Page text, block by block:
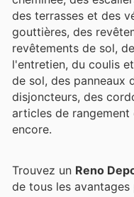
des terrasses et des
gouttières, des
revêtements de sol,
l'entretien, du coulis
de sol, des panneaux
disjoncteurs, des
articles de
encore.
Trouvez un Reno
de tous les